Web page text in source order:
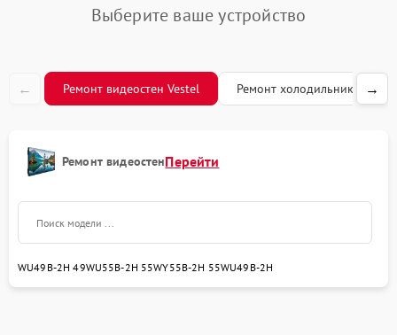
Выберите ваше устройство
← Ремонт видеостен Vestel Ремонт холодильников→
Ремонт видеостенПерейти
WU49B-2H 49WU55B-2H 55WY55B-2H 55WU49B-2H